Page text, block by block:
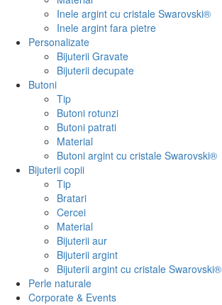
Inele argint cu cristale Swarovski®
Inele argint fara pietre
Personalizate
Bijuterii Gravate
Bijuterii decupate
Butoni
Tip
Butoni rotunzi
Butoni patrati
Material
Butoni argint cu cristale Swarovski®
Bijuterii copii
Tip
Bratari
Cercei
Material
Bijuterii aur
Bijuterii argint
Bijuterii argint cu cristale Swarovski®
Perle naturale
Corporate & Events